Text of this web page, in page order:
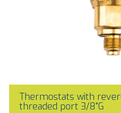
Thermostats with
threaded port 3/8"G